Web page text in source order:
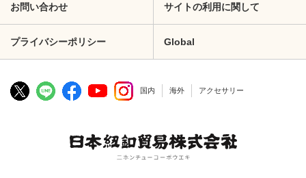
お問い合わせ サイトの利用に関して
プライバシーポリシー Global
国内 海外 アクセサリー